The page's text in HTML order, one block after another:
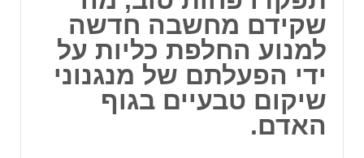
שקידם מחשבה חדשה
למנוע החלפת כליות על
ידי הפעלתם של מנגנוני
שיקום טבעיים בגוף
האדם.